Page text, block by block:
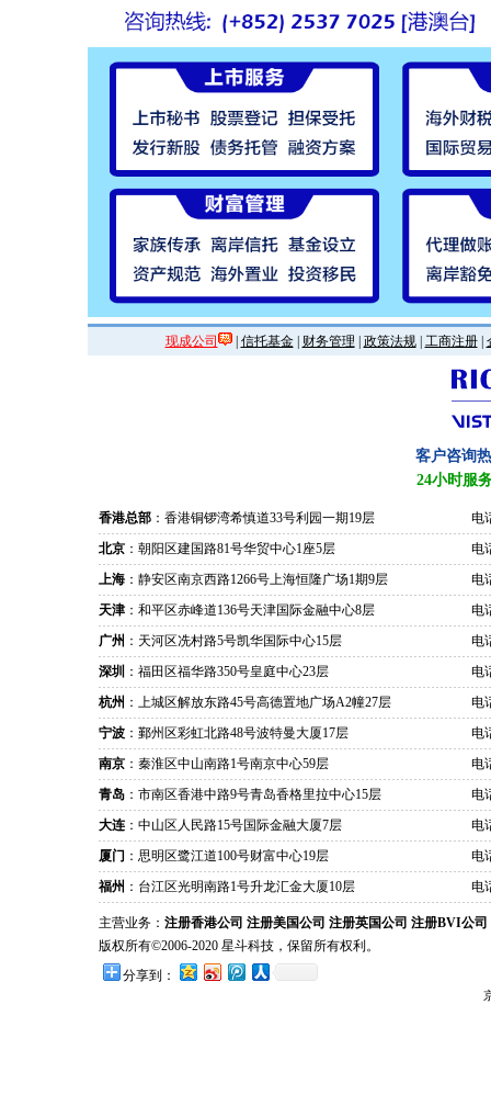
现成公司 | 信托基金| 财务管理 政策法规| 工商注册|
客户咨询
24小时服
香港总部 ：香港铜锣湾希慎道33号利园一期19层
电
北京 ：朝阳区建国路81号华贸中心1座5层
电
上海 ：静安区南京西路1266号上海恒隆广场1期9层
电
天津 ：和平区赤峰道136号天津国际金融中心8层
电
广州 ：天河区冼村路5号凯华国际中心15层
电
深圳 ：福田区福华路350号皇庭中心23层
电
杭州 ：上城区解放东路45号高德置地广场A2幢27层
电
宁波 ：鄞州区彩虹北路48号波特曼大厦17层
电
南京 ：秦淮区中山南路1号南京中心59层
电
青岛 ：市南区香港中路9号青岛香格里拉中心15层
电
大连 ：中山区人民路15号国际金融大厦7层
电
厦门 ：思明区鹭江道100号财富中心19层
电
福州 ：台江区光明南路1号升龙汇金大厦10层 电
主营业务： 注册香港公司 注册美国公司 注册英国公司 注册BVI公司
版权所有©2006-2020 星斗科技，保留所有权利。
分享到：